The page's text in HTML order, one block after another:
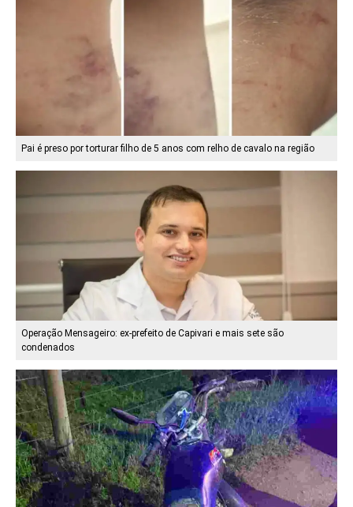
Pai é preso por torturar filho de 5 anos com relho de cavalo na região
Operação Mensageiro: ex-prefeito de Capivari e mais sete são
condenados